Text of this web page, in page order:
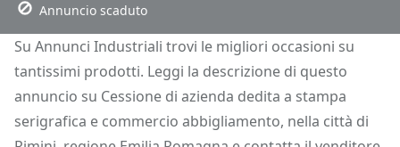
Annuncio scaduto
Su Annunci Industriali trovi le migliori occasioni su
tantissimi prodotti. Leggi la descrizione di questo
annuncio su Cessione di azienda dedita a stampa
serigrafica e commercio abbigliamento, nella città di